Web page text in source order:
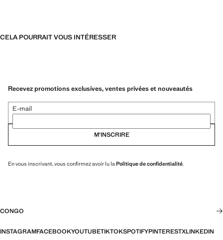
CELA POURRAIT VOUS INTÉRESSER
Recevez promotions exclusives, ventes privées et nouveautés
E-mail
M’INSCRIRE
En vous inscrivant, vous confirmez avoir lu la Politique de confidentialité.
CONGO
INSTAGRAMFACEBOOKYOUTUBETIKTOKSPOTIFYPINTERESTXLINKEDIN